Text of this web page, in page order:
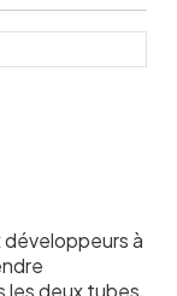
à
les deux tubes